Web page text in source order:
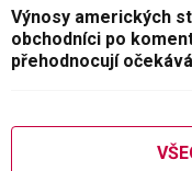
Výnosy amerických
obchodníci po
přehodnocují